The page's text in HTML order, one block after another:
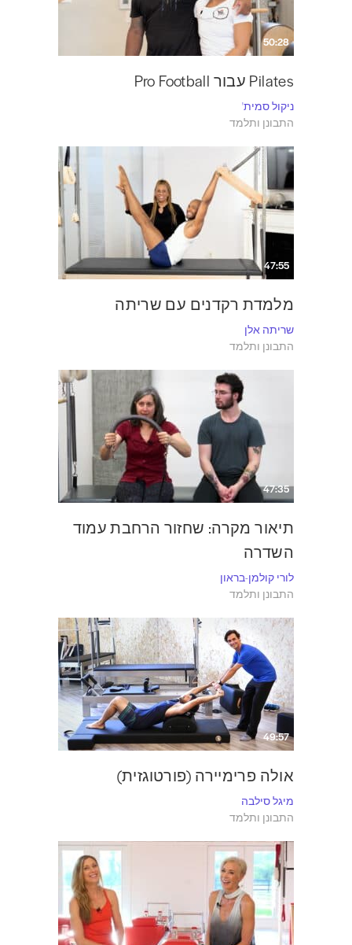
50:28
Pilates עבור Pro Football
ניקול סמית'
התבונן ותלמד
47:55
מלמדת רקדנים עם שריתה
שריתה אלן
התבונן ותלמד
47:35
תיאור מקרה: שחזור הרחבת עמוד
השדרה
לורי קולמן-בראון
התבונן ותלמד
49:57
אולה פרימיירה (פורטוגזית)
מיגל סילבה
התבונן ותלמד